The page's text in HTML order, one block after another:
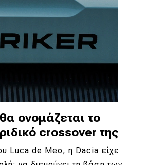
ονομάζεται το
crossover της
Luca de Meo, η Dacia είχε